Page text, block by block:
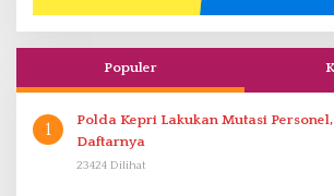
Populer
1
Polda Kepri Lakukan Mutasi
Daftarnya
23424 Dilihat